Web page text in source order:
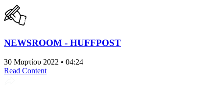
NEWSROOM - HUFFPOST
30 Μαρτίου 2022 • 04:24
Read Content